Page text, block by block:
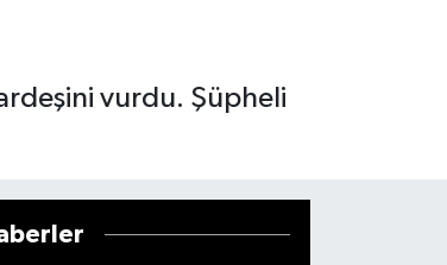
vurdu. Şüpheli